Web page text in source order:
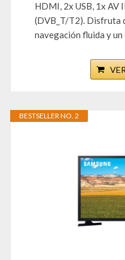
HDMI, 2x USB, 1x AV
(DVB_T/T2). Disfruta
navegación fluida y
BESTSELLER NO. 2